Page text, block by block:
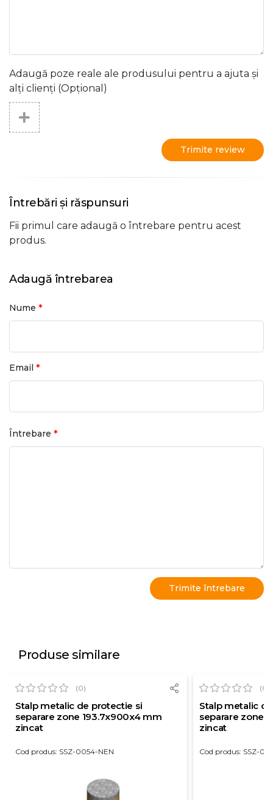
Adaugă poze reale ale produsului pentru a ajuta și
alți clienți (Opțional)
Trimite review
Întrebări și răspunsuri
Fii primul care adaugă o întrebare pentru acest
produs.
Adaugă întrebarea
Nume *
Email *
Întrebare *
Produse similare
(0)
Stalp metalic de protectie si
separare zone 193.7x900x4 mm
zincat
Cod produs: SSZ-0054-NEN
(0)
Stalp metalic
separare zone
zincat
Cod produs: SSZ-